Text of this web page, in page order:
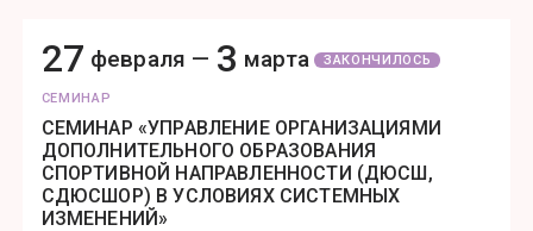
27 февраля — 3 марта ЗАКОНЧИЛОСЬ
СЕМИНАР
СЕМИНАР «УПРАВЛЕНИЕ ОРГАНИЗАЦИЯМИ
ДОПОЛНИТЕЛЬНОГО ОБРАЗОВАНИЯ
СПОРТИВНОЙ НАПРАВЛЕННОСТИ (ДЮСШ,
СДЮСШОР) В УСЛОВИЯХ СИСТЕМНЫХ
ИЗМЕНЕНИЙ»